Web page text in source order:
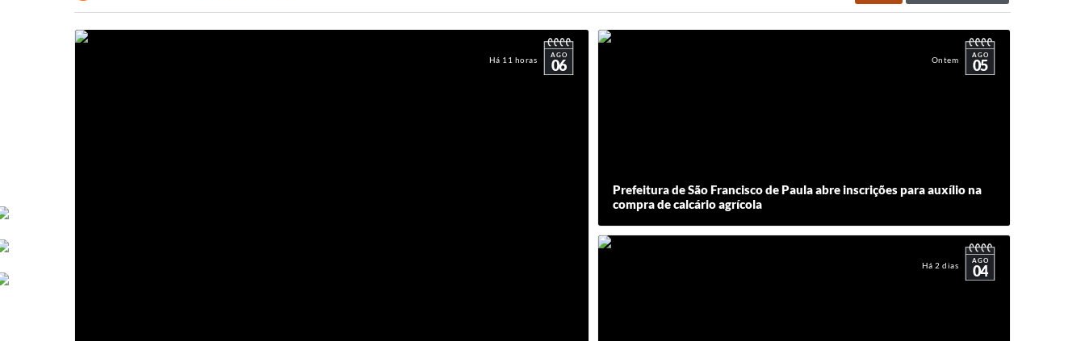
Há 11 horas AGO
06 Ontem AGO
05
Prefeitura de São Francisco de Paula abre inscrições para auxílio na
compra de calcário agrícola
Há 2 dias AGO
04